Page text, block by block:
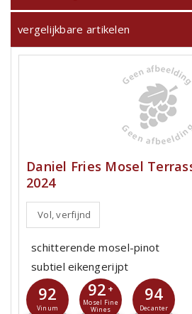
vergelijkbare artikelen
Daniel Fries Mosel
2024
Vol, verfijnd
schitterende mosel-pinot
subtiel eikengerijpt
92
Vinum
92 +
Mosel Fine
Wines
94
Decanter